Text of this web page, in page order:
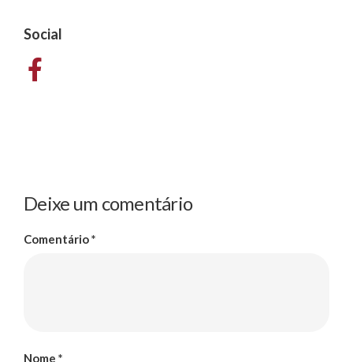
Social
Deixe um comentário
Comentário*
Nome *